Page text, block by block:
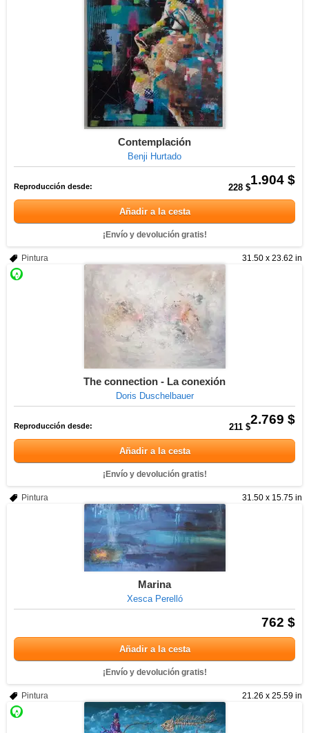
Contemplación
Benji Hurtado
1.904 $
Reproducción desde: 228 $
Añadir a la cesta
¡Envío y devolución gratis!
31.50 x 23.62 in
Pintura
The connection - La conexión
Doris Duschelbauer
2.769 $
Reproducción desde: 211 $
Añadir a la cesta
¡Envío y devolución gratis!
31.50 x 15.75 in
Pintura
Marina
Xesca Perelló
762 $
Añadir a la cesta
¡Envío y devolución gratis!
21.26 x 25.59 in
Pintura